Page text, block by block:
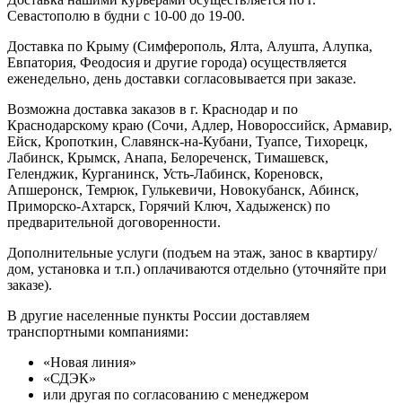
Севастополю в будни с 10-00 до 19-00.
Доставка по Крыму (Симферополь, Ялта, Алушта, Алупка,
Евпатория, Феодосия и другие города) осуществляется
еженедельно, день доставки согласовывается при заказе.
Возможна доставка заказов в г. Краснодар и по
Краснодарскому краю (Сочи, Адлер, Новороссийск, Армавир,
Ейск, Кропоткин, Славянск-на-Кубани, Туапсе, Тихорецк,
Лабинск, Крымск, Анапа, Белореченск, Тимашевск,
Геленджик, Курганинск, Усть-Лабинск, Кореновск,
Апшеронск, Темрюк, Гулькевичи, Новокубанск, Абинск,
Приморско-Ахтарск, Горячий Ключ, Хадыженск) по
предварительной договоренности.
Дополнительные услуги (подъем на этаж, занос в квартиру/
дом, установка и т.п.) оплачиваются отдельно (уточняйте при
заказе).
В другие населенные пункты России доставляем
транспортными компаниями:
«Новая линия»
«СДЭК»
или другая по согласованию с менеджером